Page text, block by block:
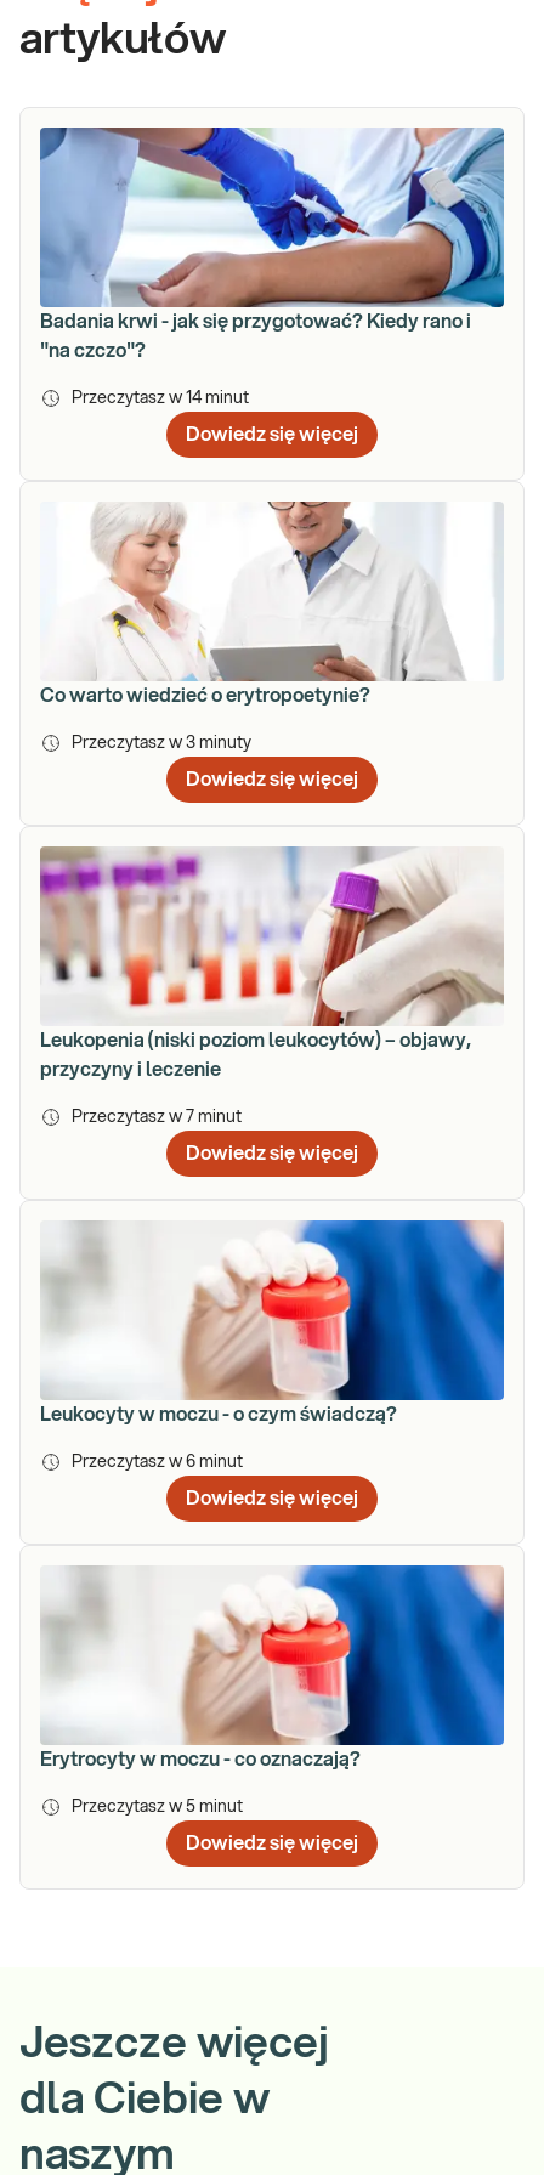
artykułów
Badania krwi - jak się przygotować? Kiedy rano i
"na czczo"?
Przeczytasz w 14 minut
Dowiedz się więcej
Co warto wiedzieć o erytropoetynie?
Przeczytasz w 3 minuty
Dowiedz się więcej
Leukopenia (niski poziom leukocytów) – objawy,
przyczyny i leczenie
Przeczytasz w 7 minut
Dowiedz się więcej
Leukocyty w moczu - o czym świadczą?
Przeczytasz w 6 minut
Dowiedz się więcej
Erytrocyty w moczu - co oznaczają?
Przeczytasz w 5 minut
Dowiedz się więcej
Jeszcze więcej
dla Ciebie w
naszym